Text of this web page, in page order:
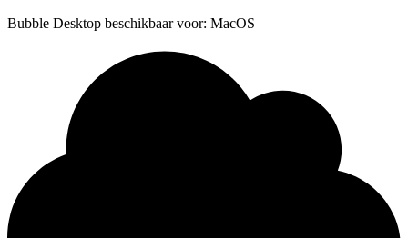
Bubble Desktop beschikbaar voor: MacOS